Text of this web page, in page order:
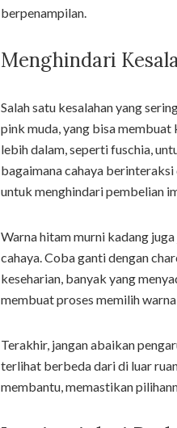
berpenampilan.
Menghindari
Salah satu kesalahan yang
pink muda, yang bisa
lebih dalam, seperti fuschia,
bagaimana cahaya
untuk menghindari pembelian
Warna hitam murni kadang
cahaya. Coba ganti dengan
keseharian, banyak yang
membuat proses memilih
Terakhir, jangan abaikan
terlihat berbeda dari di luar
membantu, memastikan